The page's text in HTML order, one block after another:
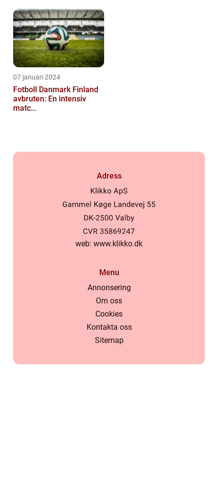
07 januari 2024
Fotboll Danmark Finland
avbruten: En intensiv
matc...
Adress
web: www.klikko.dk
Menu
Annonsering
Om oss
Cookies
Kontakta oss
Sitemap